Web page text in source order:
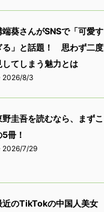
端葵さんがSNSで「可愛す
る」と話題！ 思わず二度
してしまう魅力とは
2026/8/3
野圭吾を読むなら、まずこ
5冊！
2026/7/29
近のTikTokの中国人美女